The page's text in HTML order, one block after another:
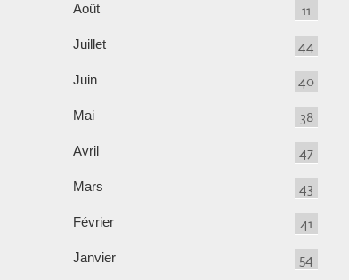
Août 11
Juillet 44
Juin 40
Mai 38
Avril 47
Mars 43
Février 41
Janvier 54